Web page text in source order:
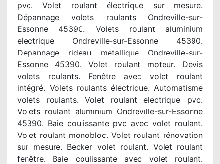
pvc. Volet roulant électrique sur mesure.
Dépannage volets roulants Ondreville-sur-
Essonne 45390. Volets roulant aluminium
electrique Ondreville-sur-Essonne 45390.
Depannage rideau metallique Ondreville-sur-
Essonne 45390. Volet roulant moteur. Devis
volets roulants. Fenêtre avec volet roulant
intégré. Volets roulants électrique. Automatisme
volets roulants. Volet roulant electrique pvc.
Volets roulant aluminium Ondreville-sur-Essonne
45390. Baie coulissante pvc avec volet roulant.
Volet roulant monobloc. Volet roulant rénovation
sur mesure. Becker volet roulant. Volet roulant
fenêtre. Baie coulissante avec volet roulant.